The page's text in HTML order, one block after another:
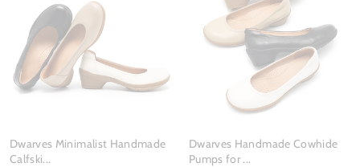
Dwarves Minimalist Handmade
Calfski...
Dwarves Handmade Cowhide
Pumps for ...